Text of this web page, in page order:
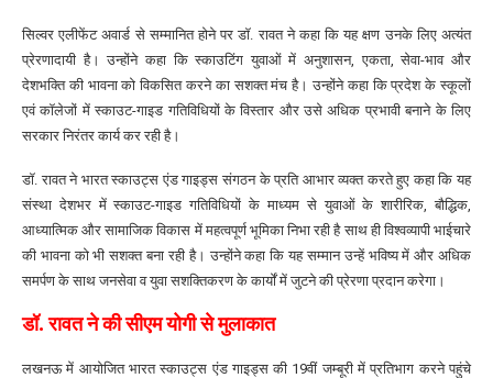
सिल्वर एलीफेंट अवार्ड से सम्मानित होने पर डॉ. रावत ने कहा कि यह क्षण उनके लिए अत्यंत
प्रेरणादायी है। उन्होंने कहा कि स्काउटिंग युवाओं में अनुशासन, एकता, सेवा-भाव और
देशभक्ति की भावना को विकसित करने का सशक्त मंच है। उन्होंने कहा कि प्रदेश के स्कूलों
एवं कॉलेजों में स्काउट-गाइड गतिविधियों के विस्तार और उसे अधिक प्रभावी बनाने के लिए
सरकार निरंतर कार्य कर रही है।
डॉ. रावत ने भारत स्काउट्स एंड गाइड्स संगठन के प्रति आभार व्यक्त करते हुए कहा कि यह
संस्था देशभर में स्काउट-गाइड गतिविधियों के माध्यम से युवाओं के शारीरिक, बौद्धिक,
आध्यात्मिक और सामाजिक विकास में महत्वपूर्ण भूमिका निभा रही है साथ ही विश्वव्यापी भाईचारे
की भावना को भी सशक्त बना रही है। उन्होंने कहा कि यह सम्मान उन्हें भविष्य में और अधिक
समर्पण के साथ जनसेवा व युवा सशक्तिकरण के कार्यों में जुटने की प्रेरणा प्रदान करेगा।
डॉ. रावत ने की सीएम योगी से मुलाकात
लखनऊ में आयोजित भारत स्काउट्स एंड गाइड्स की 19वीं जम्बूरी में प्रतिभाग करने पहुंचे